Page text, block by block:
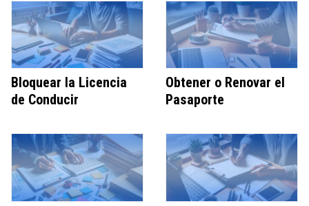
Bloquear la Licencia
de Conducir
Obtener o Renovar el
Pasaporte